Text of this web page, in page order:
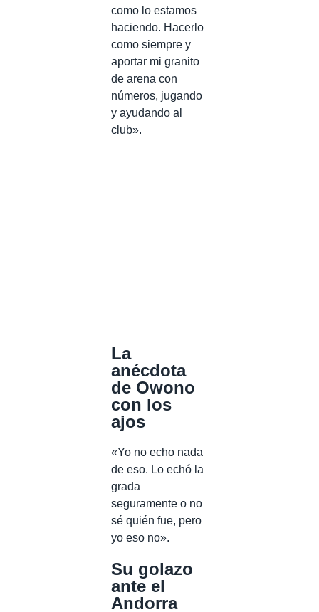
como lo estamos
haciendo. Hacerlo
como siempre y
aportar mi granito
de arena con
números, jugando
y ayudando al
club».
La
anécdota
de Owono
con los
ajos
«Yo no echo nada
de eso. Lo echó la
grada
seguramente o no
sé quién fue, pero
yo eso no».
Su golazo
ante el
Andorra